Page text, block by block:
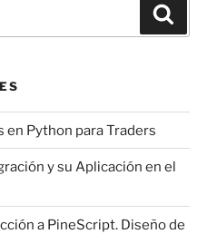
en Python para Traders
y su Aplicación en el
a PineScript. Diseño de